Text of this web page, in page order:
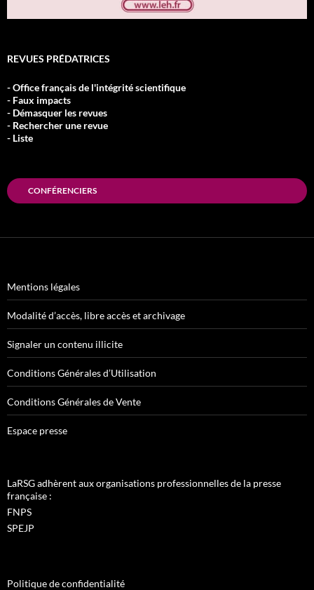
REVUES PRÉDATRICES
- Office français de l'intégrité scientifique
- Faux impacts
- Démasquer les revues
- Rechercher une revue
- Liste
CONFÉRENCIERS
Mentions légales
Modalité d’accès, libre accès et archivage
Signaler un contenu illicite
Conditions Générales d’Utilisation
Conditions Générales de Vente
Espace presse
LaRSG adhèrent aux organisations professionnelles de la presse
française :
FNPS
SPEJP
Politique de confidentialité